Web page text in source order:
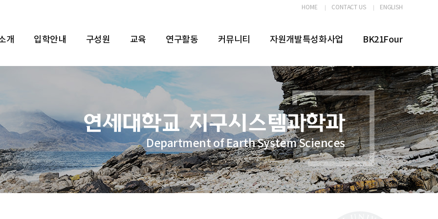
HOME CONTACT US ENGLISH
개 입학안내 구성원 교육 연구활동 커뮤니티 자원개발특성화사업 BK21Four
Department of Earth System Sciences